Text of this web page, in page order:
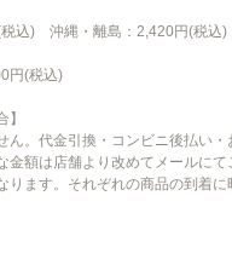
込) 沖縄・離島：2,420円(税込)
円(税込)
。代金引換・コンビニ後払い
額は店舗より改めてメールにて
ます。それぞれの商品の到着に